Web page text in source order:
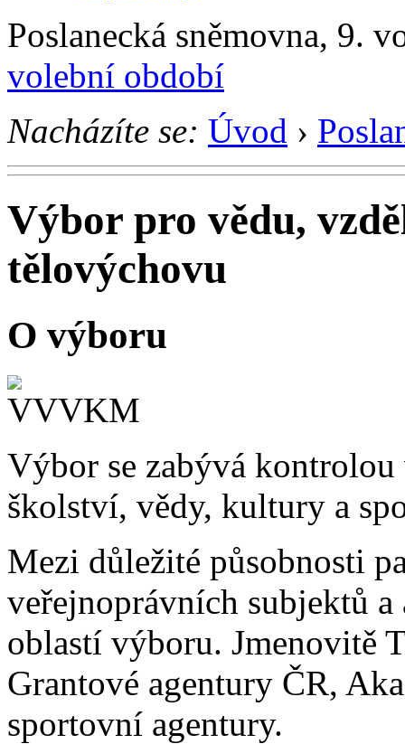
Poslanecká sněmovna, 9.
volební období
Nacházíte se: Úvod ›
Výbor pro vědu,
tělovýchovu
O výboru
Výbor se zabývá
školství, vědy, kultury a
Mezi důležité působnosti
veřejnoprávních subjektů
oblastí výboru. Jmenovitě
Grantové agentury ČR,
sportovní agentury.